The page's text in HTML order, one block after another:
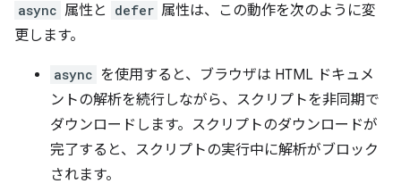
async 属性と defer 属性は、この動作を次のように変
更します。
async を使用すると、ブラウザは HTML ドキュメ
ントの解析を続行しながら、スクリプトを非同期で
ダウンロードします。スクリプトのダウンロードが
完了すると、スクリプトの実行中に解析がブロック
されます。